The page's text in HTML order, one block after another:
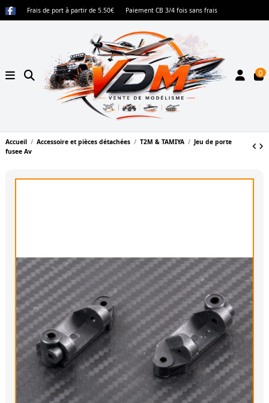
Frais de port à partir de 5.50€ Paiement CB 3/4 fois sans frais
0
Accueil Accessoire et pièces détachées T2M & TAMIYA
Jeu de porte
fusee Av